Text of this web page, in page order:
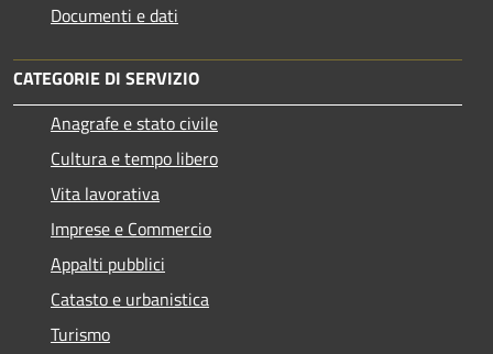
Documenti e dati
CATEGORIE DI SERVIZIO
Anagrafe e stato civile
Cultura e tempo libero
Vita lavorativa
Imprese e Commercio
Appalti pubblici
Catasto e urbanistica
Turismo